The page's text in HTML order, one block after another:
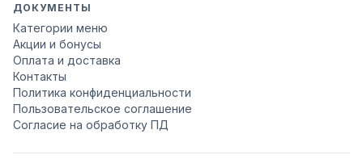
ДОКУМЕНТЫ
Категории меню
Акции и бонусы
Оплата и доставка
Контакты
Политика конфиденциальности
Пользовательское соглашение
Согласие на обработку ПД